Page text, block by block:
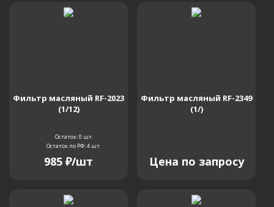
Фильтр масляный RF-2023
(1/12)
Остаток: 0 шт.
Остаток по РФ: 4 шт.
985 ₽/шт
Фильтр масляный RF-2349
(1/)
Цена по запросу